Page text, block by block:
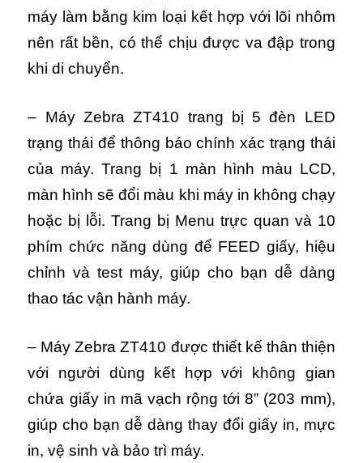
máy làm bằng kim loại kết hợp với lõi nhôm
nên rất bền, có thể chịu được va đập trong
khi di chuyển.
– Máy Zebra ZT410 trang bị 5 đèn LED
trạng thái để thông báo chính xác trạng thái
của máy. Trang bị 1 màn hình màu LCD,
màn hình sẽ đổi màu khi máy in không chạy
hoặc bị lỗi. Trang bị Menu trực quan và 10
phím chức năng dùng để FEED giấy, hiệu
chỉnh và test máy, giúp cho bạn dễ dàng
thao tác vận hành máy.
– Máy Zebra ZT410 được thiết kế thân thiện
với người dùng kết hợp với không gian
chứa giấy in mã vạch rộng tới 8” (203 mm),
giúp cho bạn dễ dàng thay đổi giấy in, mực
in, vệ sinh và bảo trì máy.